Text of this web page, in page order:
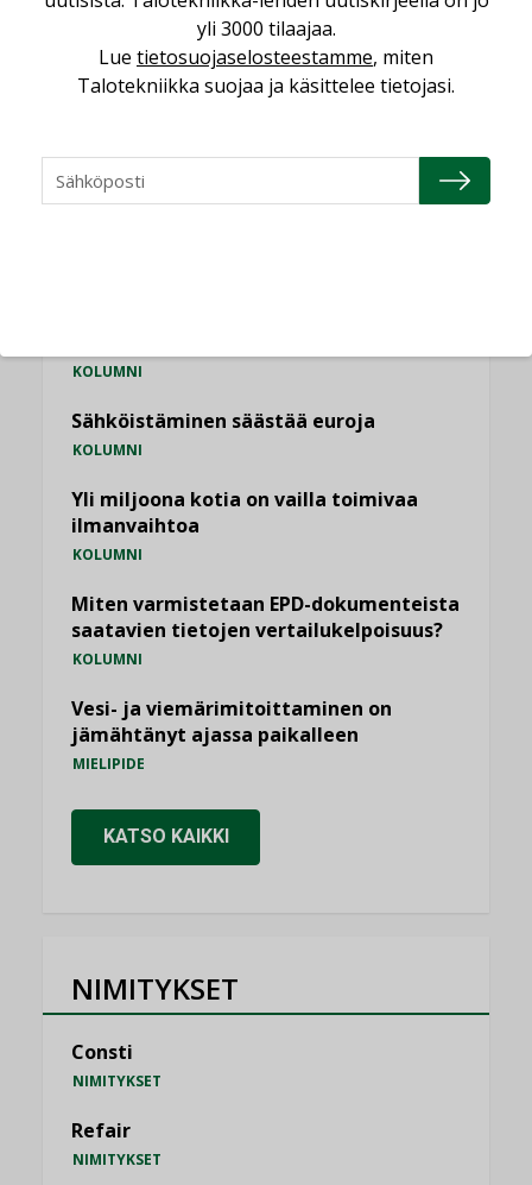
LEHDEN ARTIKKELIT ,TILAAJILLE
KOLUMNI
Sähköistäminen säästää euroja
KOLUMNI
Yli miljoona kotia on vailla toimivaa
ilmanvaihtoa
KOLUMNI
Miten varmistetaan EPD-dokumenteista
saatavien tietojen vertailukelpoisuus?
KOLUMNI
Vesi- ja viemärimitoittaminen on
jämähtänyt ajassa paikalleen
MIELIPIDE
KATSO KAIKKI
NIMITYKSET
Consti
NIMITYKSET
Refair
NIMITYKSET
yli 3000 tilaajaa.
Lue tietosuojaselosteestamme, miten
Talotekniikka suojaa ja käsittelee tietojasi.